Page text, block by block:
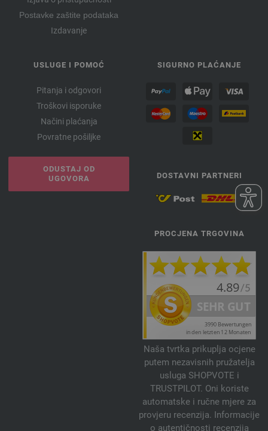
Postavke zaštite podataka
Izdavanje
USLUGE I POMOĆ
Pitanja i odgovori
Troškovi isporuke
Načini plaćanja
Povratne pošiljke
ODUSTAJ OD
UGOVORA
SIGURNO PLAĆANJE
DOSTAVNI PARTNERI
PROCJENA TRGOVINA
Naša tvrtka prikuplja ocjene
putem nezavisnih pružatelja
usluga SHOPVOTE i
TRUSTPILOT. Oni koriste
automatske i ručne mjere za
provjeru recenzija. Informacije
o autentičnosti recenzija